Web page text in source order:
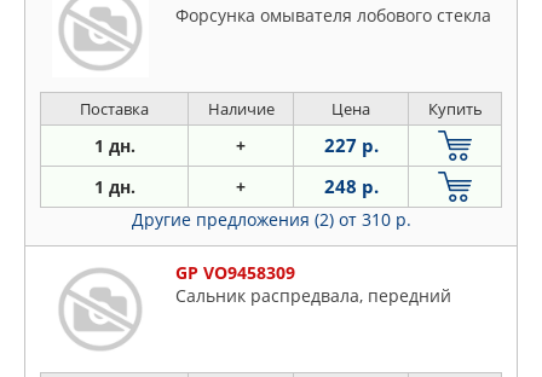
Форсунка омывателя лобового стекла
Поставка Наличие Цена Купить
1 дн. + 227 р.
1 дн. + 248 р.
Другие предложения (2) от 310 р.
GP VO9458309
Сальник распредвала, передний